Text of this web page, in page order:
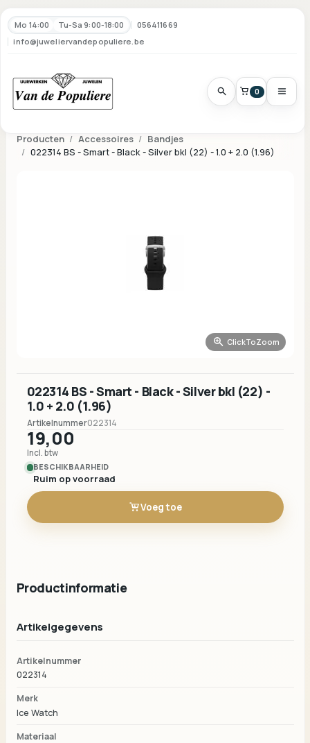
Mo 14:00 Tu-Sa 9:00-18:00
056411669
info@juweliervandepopuliere.be
0
Producten Accessoires
Bandjes
022314 BS - Smart - Black - Silver bkl (22) - 1.0 + 2.0 (1.96)
ClickToZoom
022314 BS - Smart - Black - Silver bkl (22) -
1.0 + 2.0 (1.96)
Artikelnummer022314
19,00
Incl. btw
BESCHIKBAARHEID
Ruim op voorraad
Voeg toe
Productinformatie
Artikelgegevens
Artikelnummer
022314
Merk
Ice Watch
Materiaal